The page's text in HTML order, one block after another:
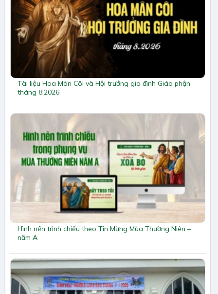
Tài liệu Hoa Mân Côi và Hội trưởng gia đình Giáo phận
tháng 8.2026
Hình nền trình chiếu theo Tin Mừng Mùa Thường Niên –
năm A